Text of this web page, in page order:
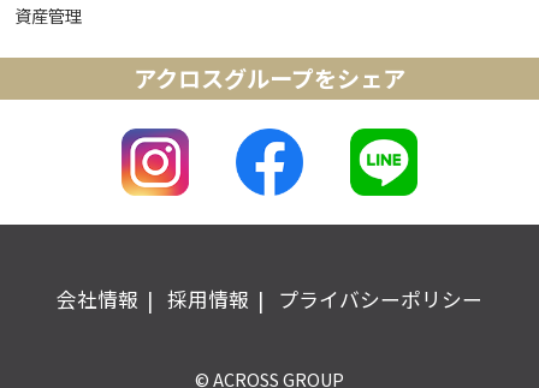
資産管理
アクロスグループをシェア
会社情報 採用情報 プライバシーポリシー
© ACROSS GROUP